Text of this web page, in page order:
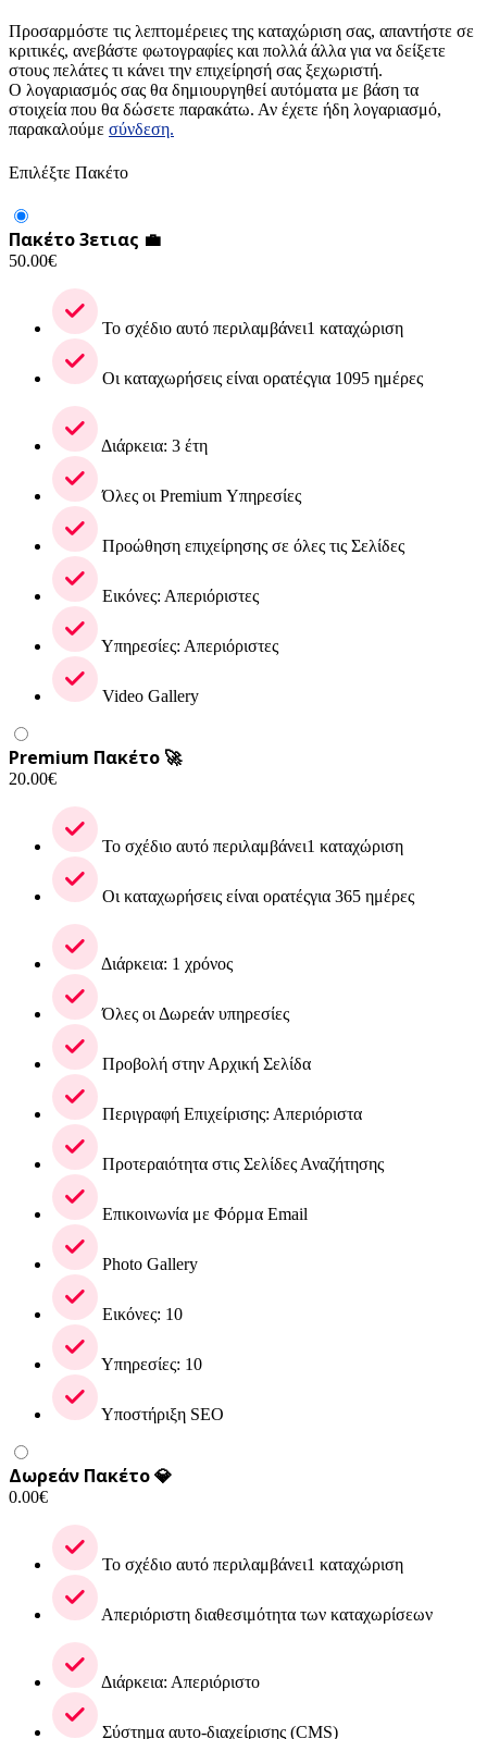
Προσαρμόστε τις λεπτομέρειες της καταχώριση σας, απαντήστε σε
κριτικές, ανεβάστε φωτογραφίες και πολλά άλλα για να δείξετε
στους πελάτες τι κάνει την επιχείρησή σας ξεχωριστή.
Ο λογαριασμός σας θα δημιουργηθεί αυτόματα με βάση τα
στοιχεία που θα δώσετε παρακάτω. Αν έχετε ήδη λογαριασμό,
παρακαλούμε σύνδεση.
Επιλέξτε Πακέτο
Πακέτο 3ετιας 💼
50.00€
Το σχέδιο αυτό περιλαμβάνει1 καταχώριση
Οι καταχωρήσεις είναι ορατέςγια 1095 ημέρες
Διάρκεια: 3 έτη
Όλες οι Premium Υπηρεσίες
Προώθηση επιχείρησης σε όλες τις Σελίδες
Εικόνες: Απεριόριστες
Υπηρεσίες: Απεριόριστες
Video Gallery
Premium Πακέτο 🚀
20.00€
Το σχέδιο αυτό περιλαμβάνει1 καταχώριση
Οι καταχωρήσεις είναι ορατέςγια 365 ημέρες
Διάρκεια: 1 χρόνος
Όλες οι Δωρεάν υπηρεσίες
Προβολή στην Αρχική Σελίδα
Περιγραφή Επιχείρισης: Απεριόριστα
Προτεραιότητα στις Σελίδες Αναζήτησης
Επικοινωνία με Φόρμα Email
Photo Gallery
Εικόνες: 10
Υπηρεσίες: 10
Υποστήριξη SEO
Δωρεάν Πακέτο 💎
0.00€
Το σχέδιο αυτό περιλαμβάνει1 καταχώριση
Απεριόριστη διαθεσιμότητα των καταχωρίσεων
Διάρκεια: Απεριόριστο
Σύστημα αυτο-διαχείρισης (CMS)